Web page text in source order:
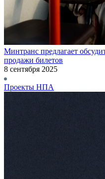
Минтранс предлагает
продажи билетов
8 сентября 2025
Проекты НПА